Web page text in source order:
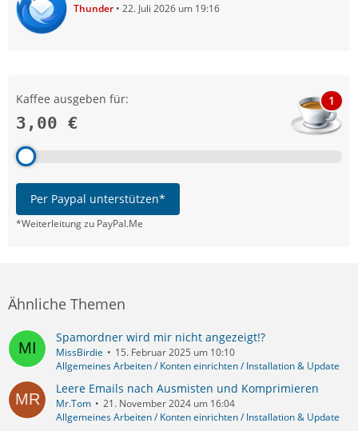
Thunder 22. Juli 2026 um 19:16
Kaffee ausgeben für:
3,00 €
1
Per Paypal unterstützen*
*Weiterleitung zu PayPal.Me
Ähnliche Themen
Spamordner wird mir nicht angezeigt!?
MissBirdie
15. Februar 2025 um 10:10
Allgemeines Arbeiten / Konten einrichten / Installation & Update
Leere Emails nach Ausmisten und Komprimieren
Mr.Tom
21. November 2024 um 16:04
Allgemeines Arbeiten / Konten einrichten / Installation & Update